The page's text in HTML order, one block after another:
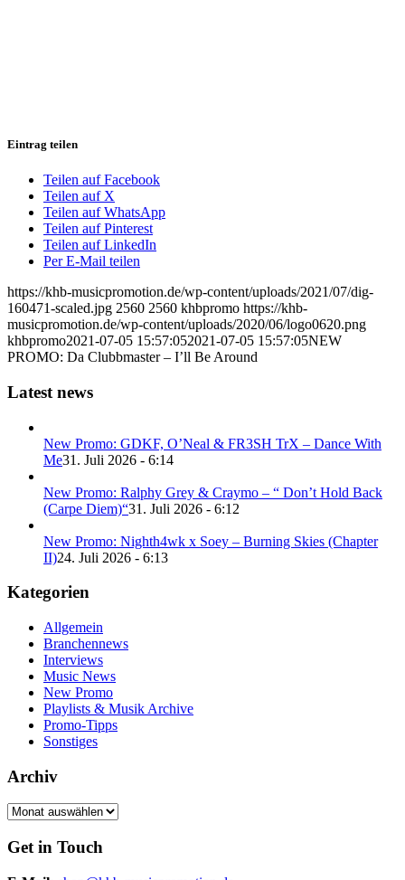
Eintrag teilen
Teilen auf Facebook
Teilen auf X
Teilen auf WhatsApp
Teilen auf Pinterest
Teilen auf LinkedIn
Per E-Mail teilen
https://khb-musicpromotion.de/wp-content/uploads/2021/07/dig-
160471-scaled.jpg 2560 2560 khbpromo https://khb-
musicpromotion.de/wp-content/uploads/2020/06/logo0620.png
khbpromo2021-07-05 15:57:052021-07-05 15:57:05NEW
PROMO: Da Clubbmaster – I’ll Be Around
Latest news
New Promo: GDKF, O’Neal & FR3SH TrX – Dance With
Me31. Juli 2026 - 6:14
New Promo: Ralphy Grey & Craymo – “ Don’t Hold Back
(Carpe Diem)“31. Juli 2026 - 6:12
New Promo: Nighth4wk x Soey – Burning Skies (Chapter
II)24. Juli 2026 - 6:13
Kategorien
Allgemein
Branchennews
Interviews
Music News
New Promo
Playlists & Musik Archive
Promo-Tipps
Sonstiges
Archiv
Archiv
Get in Touch